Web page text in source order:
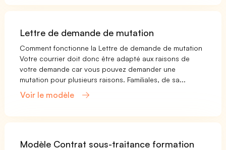
Lettre de demande de mutation
Comment fonctionne la Lettre de demande de mutation
Votre courrier doit donc être adapté aux raisons de
votre demande car vous pouvez demander une
mutation pour plusieurs raisons. Familiales, de sa...
Voir le modèle
Modèle Contrat sous-traitance formation